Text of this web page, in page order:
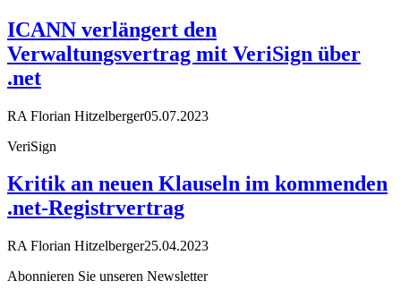
ICANN verlängert den
Verwaltungsvertrag mit VeriSign über
.net
RA Florian Hitzelberger05.07.2023
VeriSign
Kritik an neuen Klauseln im kommenden
.net-Registrvertrag
RA Florian Hitzelberger25.04.2023
Abonnieren Sie unseren Newsletter